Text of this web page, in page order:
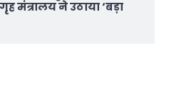
मंत्रालय ने उठाया ‘बड़ा